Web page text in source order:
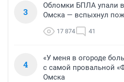
3
Обломки БПЛА упали в
Омска — вспыхнул
17 874 41
4
«У меня в огороде
с самой провальной
Омска